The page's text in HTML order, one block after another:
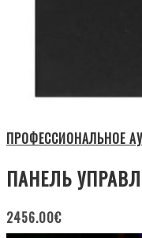
ПРОФЕССИОНАЛЬНОЕ
ПАНЕЛЬ
2456.00€